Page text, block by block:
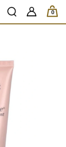
0
ks /